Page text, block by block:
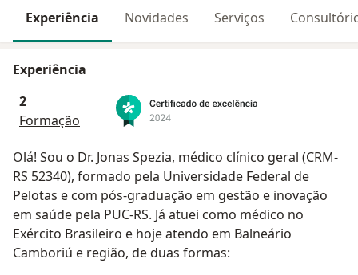
Experiência Novidades Serviços
Experiência
2
Formação
Olá! Sou o Dr. Jonas Spezia, médico clínico geral (CRM-
RS 52340), formado pela Universidade Federal de
Pelotas e com pós-graduação em gestão e inovação
em saúde pela PUC-RS. Já atuei como médico no
Exército Brasileiro e hoje atendo em Balneário
Camboriú e região, de duas formas: